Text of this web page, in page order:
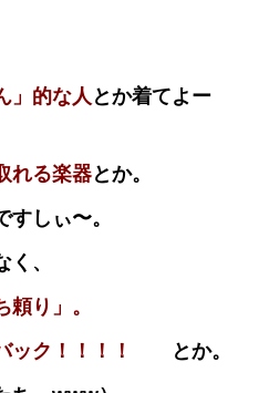
」的な人 とか着てよー
れる楽器とか。
しぃ〜。
、
り」。
ック！！！！
とか。